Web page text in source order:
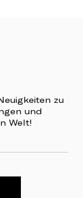
zu
und
Welt!